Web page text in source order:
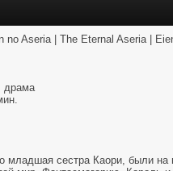
no Aseria | The Eternal Aseria |
драма
младшая сестра Каори, были на